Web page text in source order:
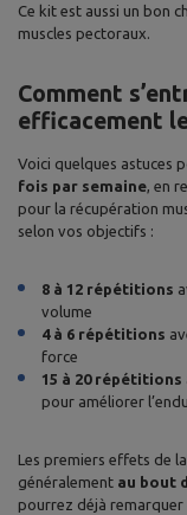
Ce kit est aussi un bon
muscles pectoraux.
Comment
efficacement
Voici quelques astuces
fois par semaine , en
pour la récupération
selon vos objectifs :
8 à 12 répétitions
volume
4 à 6 répétitions
force
15 à 20 répétitions
pour améliorer
Les premiers effets de
généralement au bout
pourrez déjà remarquer